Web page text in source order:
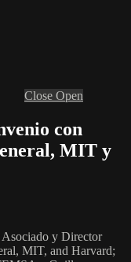
Close Open
con
MIT y
y Director
MIT, and Harvard;